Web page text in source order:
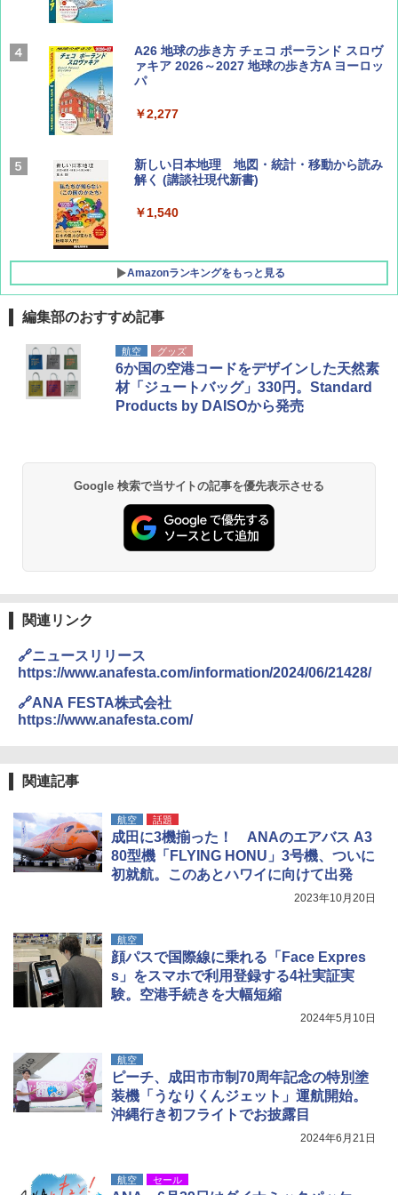
Coyote No.89 特集 星野道夫 夢見る旅
￥1,540
AIRLINE（エアライン）2026年9月号【特
集】ボーイング110周年を祝して！
￥1,760
A26 地球の歩き方 チェコ ポーランド スロヴ
ァキア 2026～2027 地球の歩き方A ヨーロッ
パ
￥2,277
新しい日本地理 地図・統計・移動から読み
解く (講談社現代新書)
￥1,540
Amazonランキングをもっと見る
[キャンパーズコレクション 山善] ポップアッ
プテント 傘みたいに広げて畳める パッとサ
ッとサンシェード キューブ フルクローズ メ
ッシュ 簡単設置 ワンタッチテント キャンプ
&ハイキング カーキ PATC-150(KH)
PYKES PEAK (パイクスピーク) 着替えテン
ト プライバシー テント 【中が透けない】 1
人用 折りたたみ 防災グッズ 災害用トイレ ビ
ーチ ピクニック ポップアップテント 携帯 簡
易 トイレテント (オリーブ)
テント ワンタッチ RENEW 幅200 2-3人用 43
500002(88859)
￥5,999
￥9,990
[キャンパーズコレクション 山善] 傘みたいに
広げるだけ パッとサッとテント キューブワ
ーズ メッシュ 5人用 簡単設置 ポップアップ
テント PATCW-200B エクルベージュ
￥15,990
DEWEL パラソル 大型 ビーチ アウトドアパ
ラソル ガーデン サイトシート付 折りたたみ
防水 UVカット 4段階高さ調整 軽量 収納袋付
き
026リニューアル 急速冷凍 空間倍増 衛生的
コンパクト 保冷力長持ち
￥2,980
付き ヒグマ・イノシシ対策 自治体・教育機
関の購入実績 登山・キャンプ・アウトドア・
防災用品 長期保存可能 緊急時用 日本国内発
送
￥3,680
￥680
着替えテント トイレテント 透けない【換気
通気窓付き】収納袋付き UVカット 防水 防災
￥3,180
編集部のおすすめ記事
航空 グッズ
6か国の空港コードをデザインした天然素
材「ジュートバッグ」330円。Standard
Products by DAISOから発売
Google 検索で当サイトの記事を優先表示させる
関連リンク
🔗ニュースリリース
https://www.anafesta.com/information/2024/06/21428/
🔗ANA FESTA株式会社
https://www.anafesta.com/
関連記事
航空 話題
成田に3機揃った！ ANAのエアバス A3
80型機「FLYING HONU」3号機、ついに
初就航。このあとハワイに向けて出発
2023年10月20日
航空
顔パスで国際線に乗れる「Face Expres
s」をスマホで利用登録する4社実証実
験。空港手続きを大幅短縮
2024年5月10日
航空
ピーチ、成田市市制70周年記念の特別塗
装機「うなりくんジェット」運航開始。
沖縄行き初フライトでお披露目
2024年6月21日
航空 セール